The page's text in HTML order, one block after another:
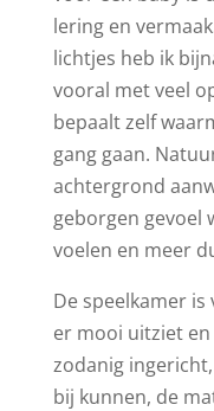
lering en
lichtjes heb ik
vooral met veel
bepaalt zelf
gang gaan.
achtergrond
geborgen gevoel
voelen en meer
De speelkamer
er mooi uitziet
zodanig
bij kunnen, de